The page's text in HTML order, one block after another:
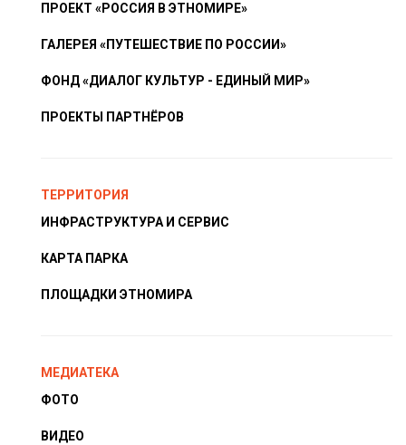
ПРОЕКТ «РОССИЯ В ЭТНОМИРЕ»
ГАЛЕРЕЯ «ПУТЕШЕСТВИЕ ПО РОССИИ»
ФОНД «ДИАЛОГ КУЛЬТУР - ЕДИНЫЙ МИР»
ПРОЕКТЫ ПАРТНЁРОВ
ТЕРРИТОРИЯ
ИНФРАСТРУКТУРА И СЕРВИС
КАРТА ПАРКА
ПЛОЩАДКИ ЭТНОМИРА
МЕДИАТЕКА
ФОТО
ВИДЕО